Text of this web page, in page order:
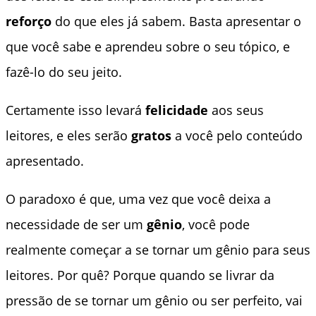
reforço do que eles já sabem. Basta apresentar o
que você sabe e aprendeu sobre o seu tópico, e
fazê-lo do seu jeito.
Certamente isso levará felicidade aos seus
leitores, e eles serão gratos a você pelo conteúdo
apresentado.
O paradoxo é que, uma vez que você deixa a
necessidade de ser um gênio, você pode
realmente começar a se tornar um gênio para seus
leitores. Por quê? Porque quando se livrar da
pressão de se tornar um gênio ou ser perfeito, vai